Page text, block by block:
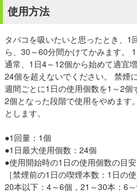
使用方法
タバコを吸いたいと思ったとき、
ら、30～60分間かけてかみます。
通常、1日4～12個から始めて適宜
24個を超えないでください。 禁煙
週間ごとに1日の使用個数を1～2個
2個となった段階で使用をやめます
とします。
●1回量：1個
●1日最大使用個数：24個
●使用開始時の1日の使用個数の目安
［禁煙前の1日の喫煙本数：1日の使
20本以下：4～6個，21～30本：6